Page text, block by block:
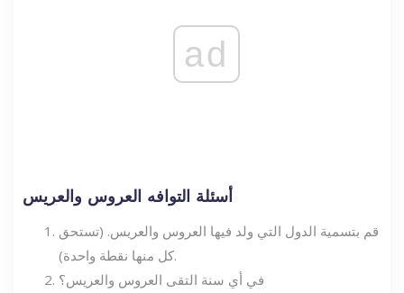
ad
أسئلة التوافه العروس والعريس
قم بتسمية الدول التي ولد فيها العروس والعريس. (تستحق
كل منها نقطة واحدة).
في أي سنة التقى العروس والعريس؟